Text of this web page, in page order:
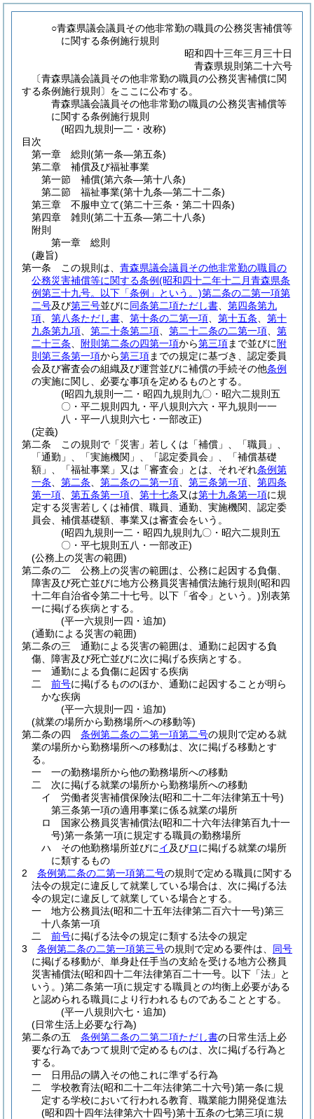
○青森県議会議員その他非常勤の職員の公務災害補償等
に関する条例施行規則
昭和四十三年三月三十日
青森県規則第二十六号
〔青森県議会議員その他非常勤の職員の公務災害補償に関
する条例施行規則〕をここに公布する。
青森県議会議員その他非常勤の職員の公務災害補償等
に関する条例施行規則
(昭四九規則一二・改称)
目次
第一章
総則 (第一条―第五条)
第二章
補償及び福祉事業
第一節
補償(第六条―第十八条)
第二節
福祉事業(第十九条―第二十二条)
第三章
不服申立て(第二十三条・第二十四条)
第四章
雑則 (第二十五条―第二十八条)
附則
第一章
総則
(趣旨)
第一条
この規則は、 青森県議会議員その他非常勤の職員の
公務災害補償等に関する条例(昭和四十二年十二月青森県条
例第三十九号。以下「条例」という。)第二条の二第一項第
二号及び第三号並びに同条第二項ただし書
第四条第九
項
第八条ただし書 第十条の二第一項 第十五条
第十
九条第九項
第二十条第二項 第二十二条の二第一項
第
二十三条
附則第二条の四第一項から第三項まで並びに 附
則第三条第一項から第三項までの規定に基づき、認定委員
会及び審査会の組織及び運営並びに補償の手続その他条例
の実施に関し、必要な事項を定めるものとする。
(昭四九規則一二・昭四九規則九〇・昭六二規則五
〇・平二規則四九・平八規則六六・平九規則一一
八・平一八規則六七・一部改正)
(定義)
第二条
この規則で「災害」若しくは「補償」、「職員」、
「通勤」、「実施機関」、「認定委員会」、「補償基礎
額」、「福祉事業」又は「審査会」とは、それぞれ条例第
一条
第二条 第二条の二第一項 第三条第一項
第四条
第一項
第五条第一項 第十七条又は第十九条第一項に規
定する災害若しくは補償、職員、通勤、実施機関、認定委
員会、補償基礎額、事業又は審査会をいう。
(昭四九規則一二・昭四九規則九〇・昭六二規則五
〇・平七規則五八・一部改正)
(公務上の災害の範囲)
第二条の二
公務上の災害の範囲は、公務に起因する負傷、
障害及び死亡並びに地方公務員災害補償法施行規則 (昭和四
十二年自治省令第二十七号。以下「省令」という。)別表第
一に掲げる疾病とする。
(平一六規則一四・追加)
(通勤による災害の範囲)
第二条の三
通勤による災害の範囲は、通勤に起因する負
傷、障害及び死亡並びに次に掲げる疾病とする。
一
通勤による負傷に起因する疾病
二
前号に掲げるもののほか、通勤に起因することが明ら
かな疾病
(平一六規則一四・追加)
(就業の場所から勤務場所への移動等)
第二条の四
条例第二条の二第一項第二号の規則で定める就
業の場所から勤務場所への移動は、次に掲げる移動とす
る。
一
一の勤務場所から他の勤務場所への移動
二
次に掲げる就業の場所から勤務場所への移動
イ
労働者災害補償保険法(昭和二十二年法律第五十号)
第三条第一項の適用事業に係る就業の場所
ロ
国家公務員災害補償法(昭和二十六年法律第百九十一
号)第一条第一項に規定する職員の勤務場所
ハ
その他勤務場所並びにイ及びロに掲げる就業の場所
に類するもの
2
条例第二条の二第一項第二号の規則で定める職員に関する
法令の規定に違反して就業している場合は、次に掲げる法
令の規定に違反して就業している場合とする。
一
地方公務員法(昭和二十五年法律第二百六十一号)第三
十八条第一項
二
前号に掲げる法令の規定に類する法令の規定
3
条例第二条の二第一項第三号の規則で定める要件は、 同号
に掲げる移動が、単身赴任手当の支給を受ける地方公務員
災害補償法(昭和四十二年法律第百二十一号。以下「法」と
いう。)第二条第一項に規定する職員との均衡上必要がある
と認められる職員により行われるものであることとする。
(平一八規則六七・追加)
(日常生活上必要な行為)
第二条の五
条例第二条の二第二項ただし書の日常生活上必
要な行為であつて規則で定めるものは、次に掲げる行為と
する。
一
日用品の購入その他これに準ずる行為
二
学校教育法(昭和二十二年法律第二十六号)第一条に規
定する学校において行われる教育、職業能力開発促進法
(昭和四十四年法律第六十四号)第十五条の七第三項に規